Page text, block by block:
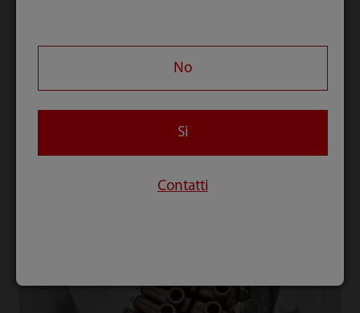
No
Si
Contatti